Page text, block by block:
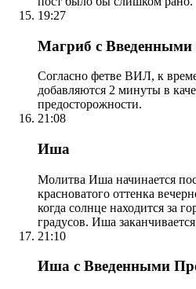
19:27
Магриб с Введенными
Согласно фетве ВИЛ, к
добавляются 2 минуты в
предосторожности.
21:08
Иша
Молитва Иша начинается
красноватого оттенка
когда солнце находится за
градусов. Иша
21:10
Иша с Введенными